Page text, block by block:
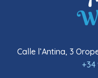
Calle l’Antina, 3
+34